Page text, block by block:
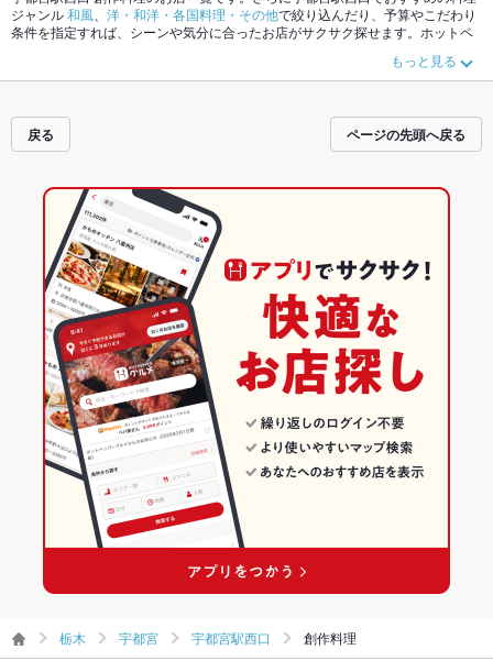
ジャンル和風 洋・和洋・各国料理・その他で絞り込んだり、予算やこだわり
条件を指定すれば、シーンや気分に合ったお店がサクサク探せます。ホットペ
すすめ料理など、お店の最新情報をご紹介しているので安心！24時間使える簡
単便利なネット予約が使えるお店も拡大中です。友達どうしの飲み会にも、会
ご利用ください。
もっと見る
戻る ページの先頭へ戻る
栃木 宇都宮 宇都宮駅西口 創作料理